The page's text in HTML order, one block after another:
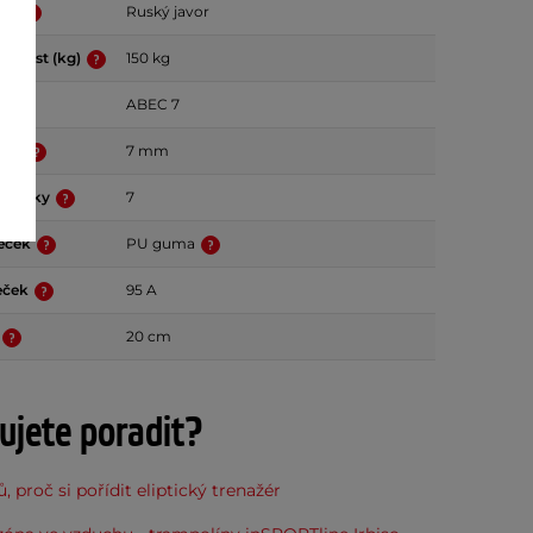
Ruský javor
(kg) 150 kg
ABEC 7
7 mm
desky 7
PU guma
95 A
20 cm
poradit?
proč si pořídit eliptický trenažér